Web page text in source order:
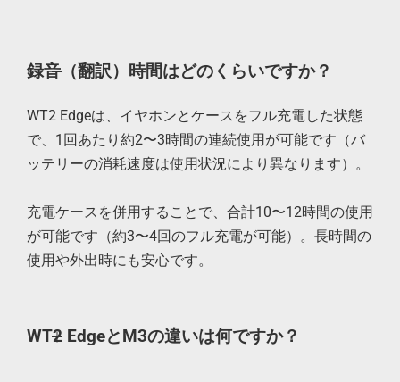
録音（翻訳）時間はどのくらいですか？
WT2 Edgeは、イヤホンとケースをフル充電した状態
で、1回あたり約2〜3時間の連続使用が可能です（バ
ッテリーの消耗速度は使用状況により異なります）。
充電ケースを併用することで、合計10〜12時間の使用
が可能です（約3〜4回のフル充電が可能）。長時間の
使用や外出時にも安心です。
WT2 EdgeとM3の違いは何ですか？